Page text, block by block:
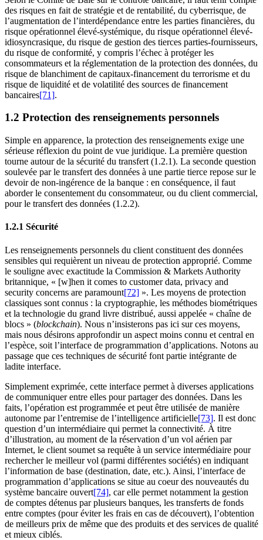
des risques en fait de stratégie et de rentabilité, du cyberrisque, de
l’augmentation de l’interdépendance entre les parties financières, du
risque opérationnel élevé-systémique, du risque opérationnel élevé-
idiosyncrasique, du risque de gestion des tierces parties-fournisseurs,
du risque de conformité, y compris l’échec à protéger les
consommateurs et la réglementation de la protection des données, du
risque de blanchiment de capitaux-financement du terrorisme et du
risque de liquidité et de volatilité des sources de financement
bancaires[71].
1.2 Protection des renseignements personnels
Simple en apparence, la protection des renseignements exige une
sérieuse réflexion du point de vue juridique. La première question
tourne autour de la sécurité du transfert (1.2.1). La seconde question
soulevée par le transfert des données à une partie tierce repose sur le
devoir de non-ingérence de la banque : en conséquence, il faut
aborder le consentement du consommateur, ou du client commercial,
pour le transfert des données (1.2.2).
1.2.1 Sécurité
Les renseignements personnels du client constituent des données
sensibles qui requièrent un niveau de protection approprié. Comme
le souligne avec exactitude la Commission & Markets Authority
britannique, « [w]hen it comes to customer data, privacy and
security concerns are paramount[72] ». Les moyens de protection
classiques sont connus : la cryptographie, les méthodes biométriques
et la technologie du grand livre distribué, aussi appelée « chaîne de
blocs » (blockchain). Nous n’insisterons pas ici sur ces moyens,
mais nous désirons approfondir un aspect moins connu et central en
l’espèce, soit l’interface de programmation d’applications. Notons au
passage que ces techniques de sécurité font partie intégrante de
ladite interface.
Simplement exprimée, cette interface permet à diverses applications
de communiquer entre elles pour partager des données. Dans les
faits, l’opération est programmée et peut être utilisée de manière
autonome par l’entremise de l’intelligence artificielle[73]. Il est donc
question d’un intermédiaire qui permet la connectivité. À titre
d’illustration, au moment de la réservation d’un vol aérien par
Internet, le client soumet sa requête à un service intermédiaire pour
rechercher le meilleur vol (parmi différentes sociétés) en indiquant
l’information de base (destination, date, etc.). Ainsi, l’interface de
programmation d’applications se situe au coeur des nouveautés du
système bancaire ouvert[74], car elle permet notamment la gestion
de comptes détenus par plusieurs banques, les transferts de fonds
entre comptes (pour éviter les frais en cas de découvert), l’obtention
de meilleurs prix de même que des produits et des services de qualité
et mieux ciblés.